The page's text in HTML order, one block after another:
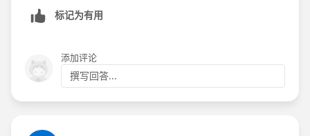
标记为有用
添加评论
撰写回答...